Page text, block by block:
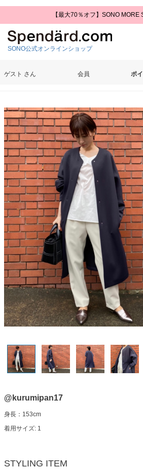
【最大70％オフ】SONO MORE
SONO公式オンラインショップ
ゲスト さん 会員 ポ
@kurumipan17
身長：153cm
着用サイズ: 1
STYLING ITEM